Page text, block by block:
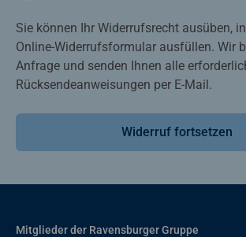
Sie können Ihr Widerrufsrecht ausüben,
Online-Widerrufsformular ausfüllen. Wir
Anfrage und senden Ihnen alle
Rücksendeanweisungen per E-Mail.
Widerruf fortsetzen
Mitglieder der Ravensburger Gruppe